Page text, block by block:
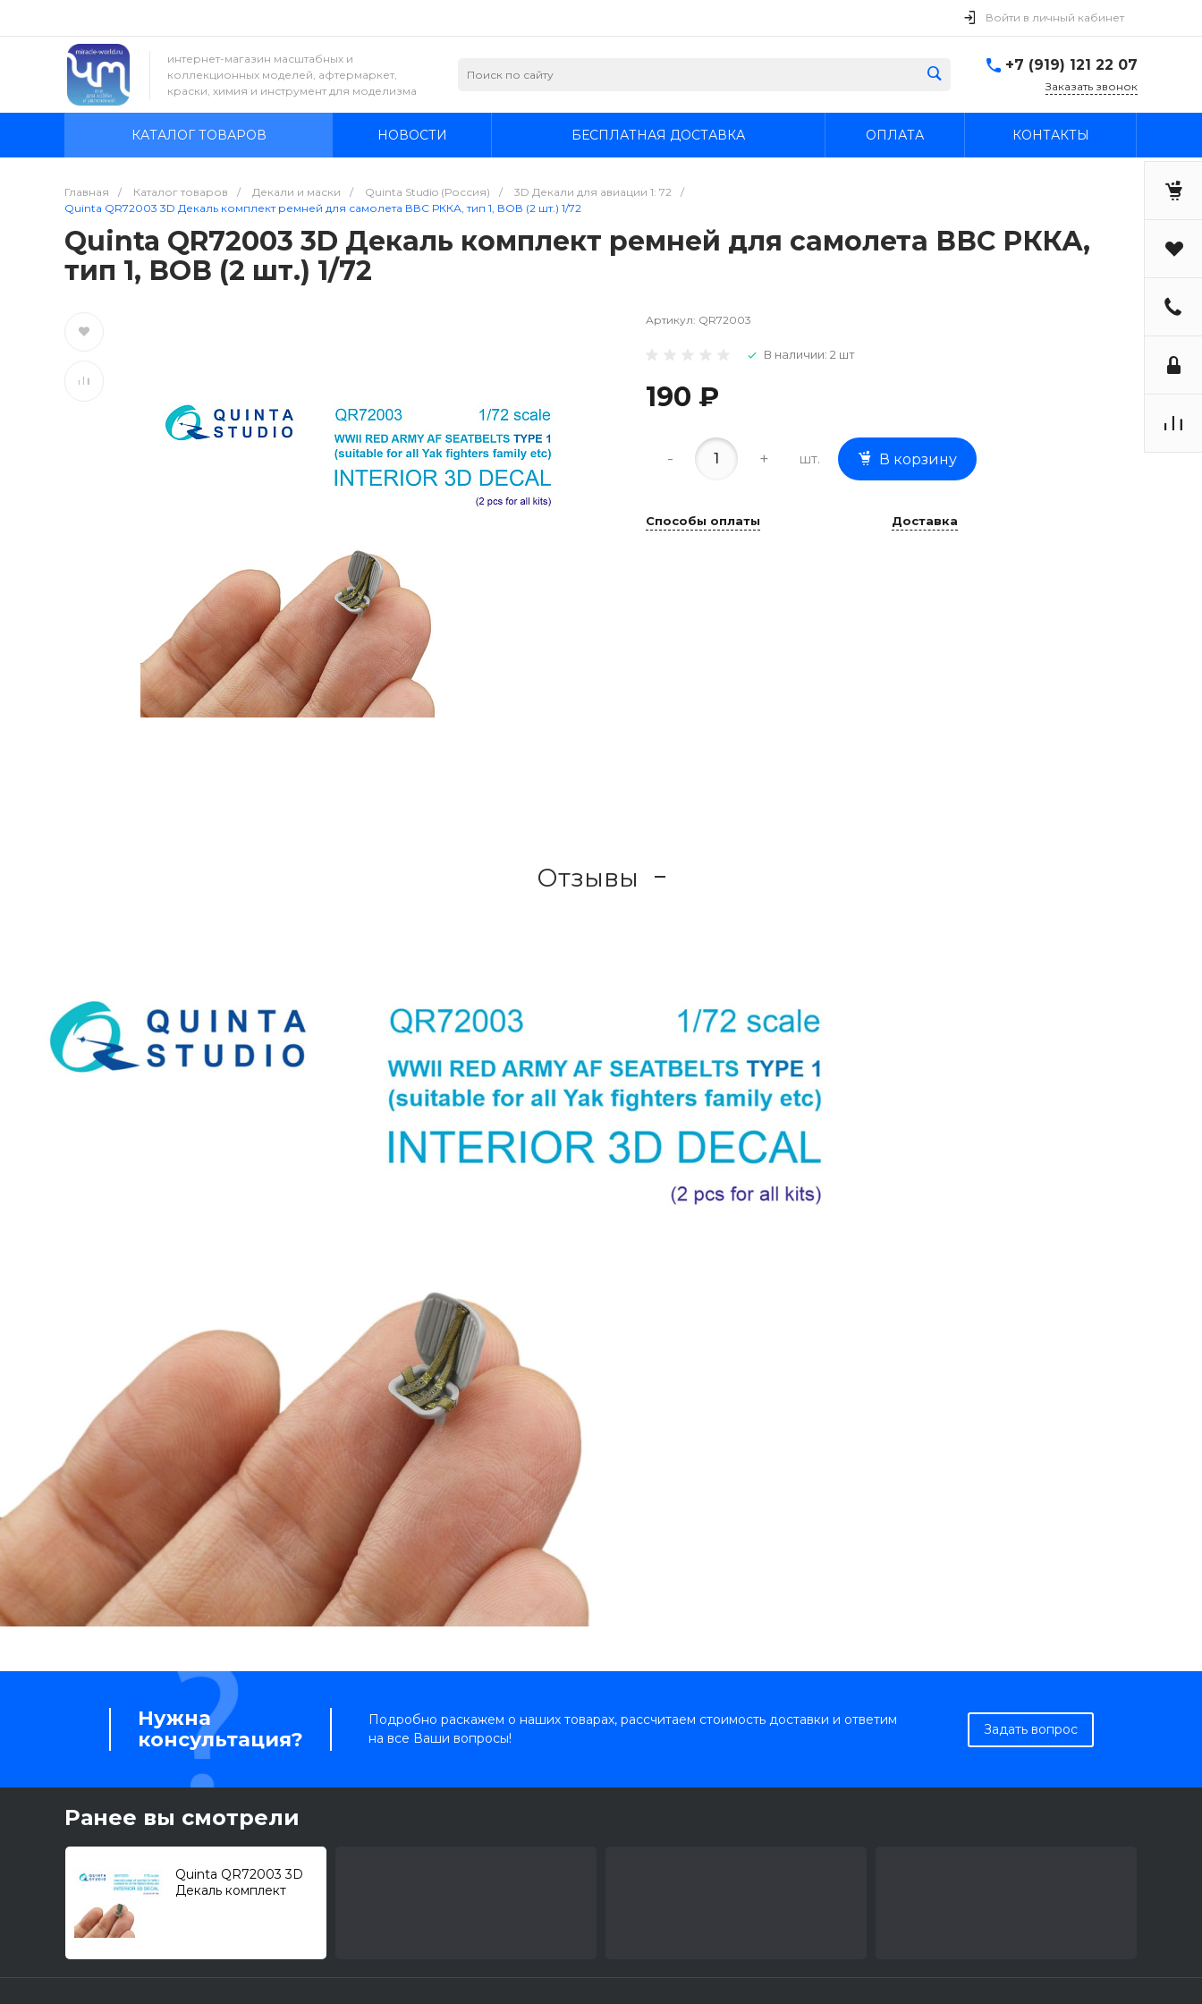
Войти в личный кабинет
интернет-магазин масштабных и
коллекционных моделей, афтермаркет,
краски, химия и инструмент для моделизма
+7 (919) 121 22 07
Заказать звонок
КАТАЛОГ ТОВАРОВ НОВОСТИ БЕСПЛАТНАЯ ДОСТАВКА ОПЛАТА КОНТАКТЫ
Главная / Каталог товаров / Декали и маски / Quinta Studio (Россия) / 3D Декали для авиации 1: 72
/
Quinta QR72003 3D Декаль комплект ремней для самолета ВВС РККА, тип 1, ВОВ (2 шт.) 1/72
Quinta QR72003 3D Декаль комплект ремней для самолета ВВС РККА,
тип 1, ВОВ (2 шт.) 1/72
Артикул: QR72003
В наличии: 2 шт
190 ₽
- + шт. В корзину
Способы оплаты Доставка
Отзывы
Нужна
консультация?
Подробно раскажем о наших товарах, рассчитаем стоимость доставки и ответим
на все Ваши вопросы!
Задать вопрос
Ранее вы смотрели
Quinta QR72003 3D
Декаль комплект